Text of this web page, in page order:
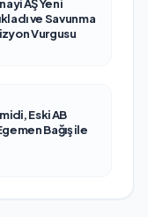
AŞ Yeni
ve Savunma
Vurgusu
Eski AB
Bağış ile